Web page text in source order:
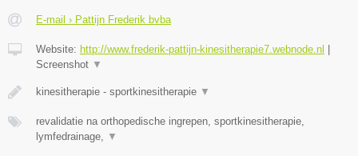
E-mail › Pattijn Frederik bvba
Website: http://www.frederik-pattijn-kinesitherapie7.webnode.nl |
Screenshot ▼
kinesitherapie - sportkinesitherapie ▼
revalidatie na orthopedische ingrepen, sportkinesitherapie,
lymfedrainage,
▼